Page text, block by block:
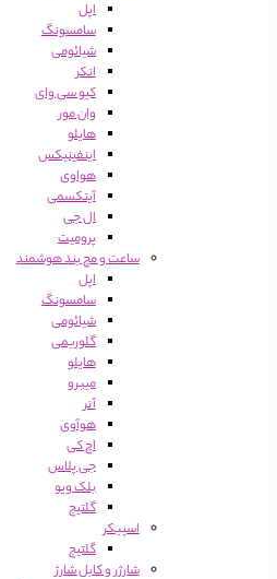
اپل
سامسونگ
شیائومی
انکر
کیو سی وای
وان مور
هایلو
اینفینیکس
هواوی
آیتکسمی
ال جی
پرومیت
ساعت و مچ بند هوشمند
اپل
سامسونگ
شیائومی
گلوریمی
هایلو
میبرو
آنر
هوآوی
اچ کی
جی پلاس
بلک ویو
گلتیج
اسپیکر
گلتیج
شارژر و کابل شارژ